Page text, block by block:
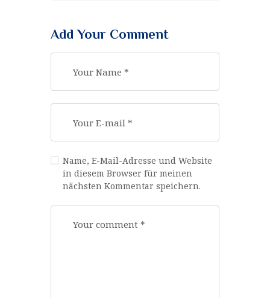
Add Your Comment
Name, E-Mail-Adresse und Website
in diesem Browser für meinen
nächsten Kommentar speichern.